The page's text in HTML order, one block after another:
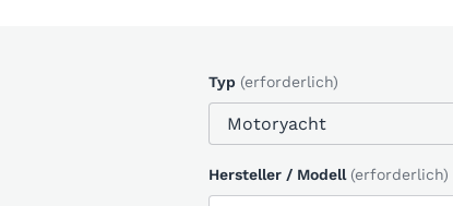
Typ (erforderlich)
Hersteller / Modell (erforderlich)